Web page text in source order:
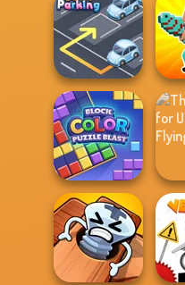
Sort Parking
Block Color
Puzzle Blast